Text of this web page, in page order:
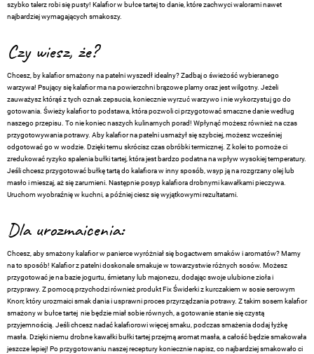
szybko talerz robi się pusty! Kalafior w bułce tartej to danie, które zachwyci walorami nawet
najbardziej wymagających smakoszy.
Czy wiesz, że?
Chcesz, by kalafior smażony na patelni wyszedł idealny? Zadbaj o świeżość wybieranego
warzywa! Psujący się kalafior ma na powierzchni brązowe plamy oraz jest wilgotny. Jeżeli
zauważysz którąś z tych oznak zepsucia, koniecznie wyrzuć warzywo i nie wykorzystuj go do
gotowania. Świeży kalafior to podstawa, która pozwoli ci przygotować smaczne danie według
naszego przepisu. To nie koniec naszych kulinarnych porad! Wpłynąć możesz również na czas
przygotowywania potrawy. Aby kalafior na patelni usmażył się szybciej, możesz wcześniej
odgotować go w wodzie. Dzięki temu skrócisz czas obróbki termicznej. Z kolei to pomoże ci
zredukować ryzyko spalenia bułki tartej, która jest bardzo podatna na wpływ wysokiej temperatury.
Jeśli chcesz przygotować bułkę tartą do kalafiora w inny sposób, wsyp ją na rozgrzany olej lub
masło i mieszaj, aż się zarumieni. Następnie posyp kalafiora drobnymi kawałkami pieczywa.
Uruchom wyobraźnię w kuchni, a później ciesz się wyjątkowymi rezultatami.
Dla urozmaicenia:
Chcesz, aby smażony kalafior w panierce wyróżniał się bogactwem smaków i aromatów? Mamy
na to sposób! Kalafior z patelni doskonale smakuje w towarzystwie różnych sosów. Możesz
przygotować je na bazie jogurtu, śmietany lub majonezu, dodając swoje ulubione zioła i
przyprawy. Z pomocą przychodzi również produkt Fix Świderki z kurczakiem w sosie serowym
Knorr, który urozmaici smak dania i usprawni proces przyrządzania potrawy. Z takim sosem kalafior
smażony w bułce tartej nie będzie miał sobie równych, a gotowanie stanie się czystą
przyjemnością. Jeśli chcesz nadać kalafiorowi więcej smaku, podczas smażenia dodaj łyżkę
masła. Dzięki niemu drobne kawałki bułki tartej przejmą aromat masła, a całość będzie smakowała
jeszcze lepiej! Po przygotowaniu naszej receptury koniecznie napisz, co najbardziej smakowało ci